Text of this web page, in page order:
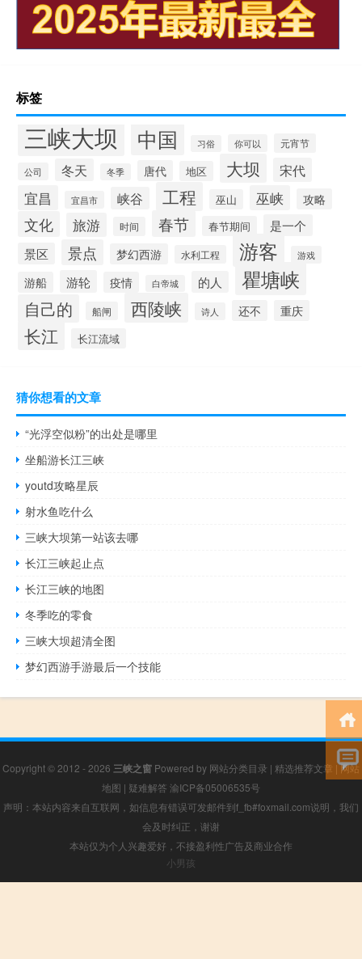
标签
三峡大坝 中国 习俗 你可以 元宵节
公司 冬天 冬季 唐代 地区 大坝 宋代
宜昌 宜昌市 峡谷 工程 巫山 巫峡 攻略
文化 旅游 时间 春节 春节期间
是一个
景区
景点 梦幻西游 水利工程 游客 游戏
游船 游轮 疫情 白帝城 的人 瞿塘峡
自己的 船闸 西陵峡 诗人 还不 重庆
长江 长江流域
猜你想看的文章
“光浮空似粉”的出处是哪里
坐船游长江三峡
youtd攻略星辰
射水鱼吃什么
三峡大坝第一站该去哪
长江三峡起止点
长江三峡的地图
冬季吃的零食
三峡大坝超清全图
梦幻西游手游最后一个技能
Copyright © 2012 - 2026 三峡之窗 Powered by 网站分类目录 | 精选推荐文章 |网站
地图 | 疑难解答 渝ICP备05006535号
声明：本站内容来自互联网，如信息有错误可发邮件到f_fb#foxmail.com说明，我们
会及时纠正，谢谢
本站仅为个人兴趣爱好，不接盈利性广告及商业合作
小男孩